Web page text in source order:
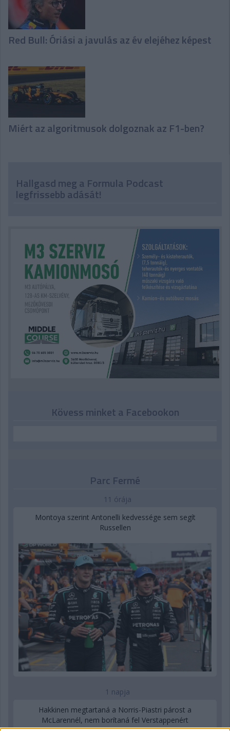
Red Bull: Óriási a javulás az év elejéhez képest
Miért az algoritmusok dolgoznak az F1-ben?
Hallgasd meg a Formula Podcast
legfrissebb adását!
Kövess minket a Facebookon
Parc Fermé
11 órája
Montoya szerint Antonelli kedvessége sem segít
Russellen
1 napja
Hakkinen megtartaná a Norris-Piastri párost a
McLarennél, nem borítaná fel Verstappenért